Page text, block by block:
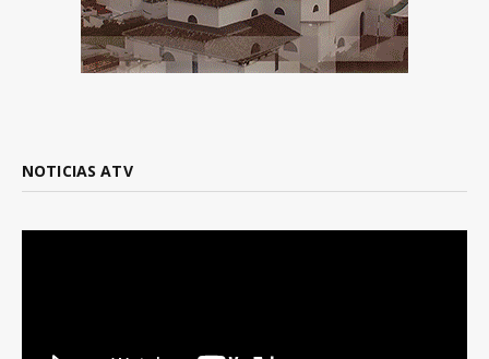
NOTICIAS ATV